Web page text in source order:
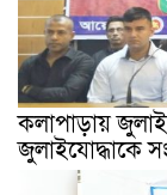
কলাপাড়ায়
জুলাইযোদ্ধাকে